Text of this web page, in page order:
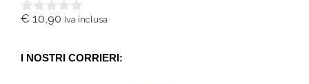
0
5
€ 10,90 Iva inclusa
I NOSTRI CORRIERI: